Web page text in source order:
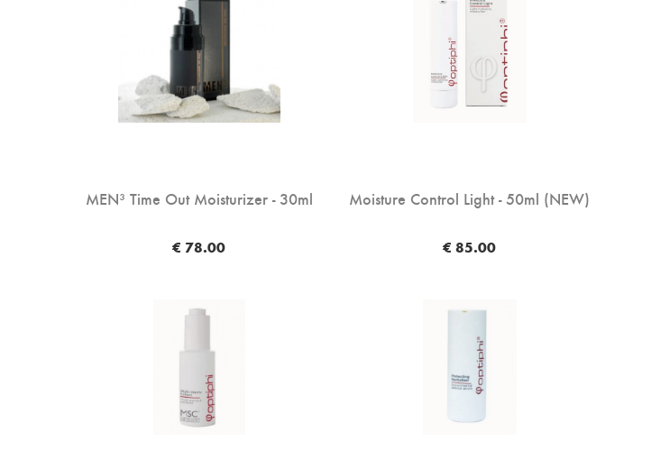
MEN³ Time Out Moisturizer - 30ml
€ 78.00
Moisture Control Light - 50ml (NEW)
€ 85.00